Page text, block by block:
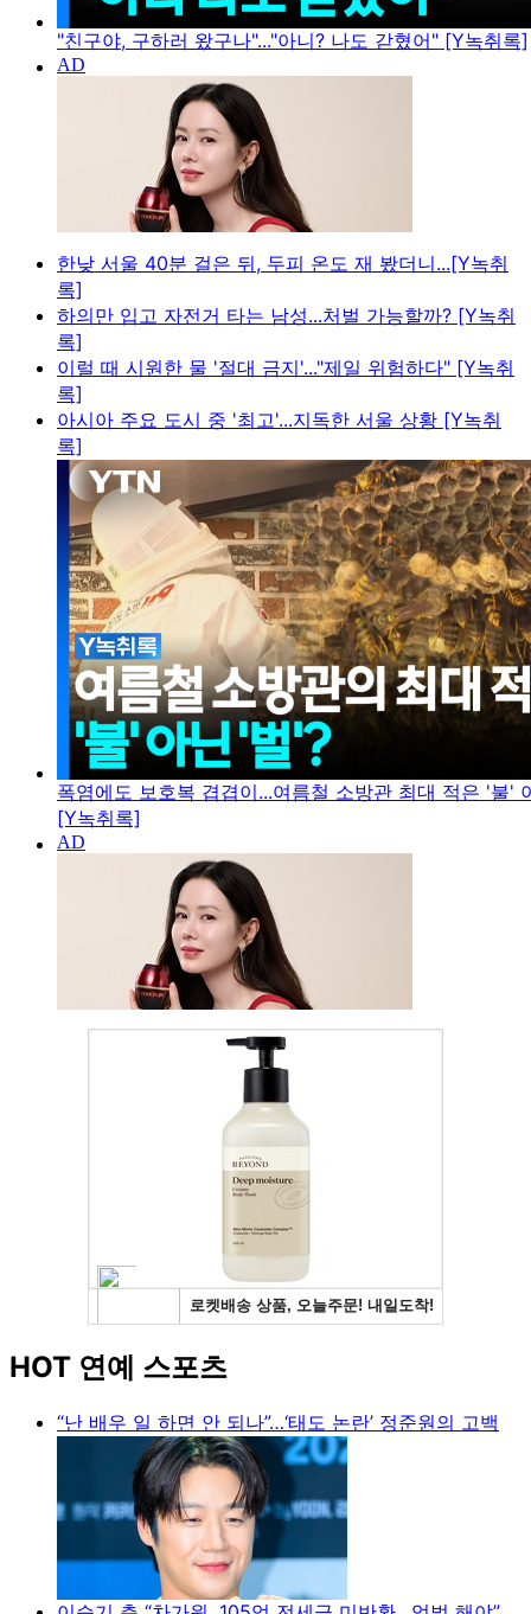
"친구야, 구하러 왔구나"..."아니? 나도 갇혔어" [Y녹취록]
한낮 서울 40분 걸은 뒤, 두피 온도 재 봤더니...[Y녹취
록]
하의만 입고 자전거 타는 남성...처벌 가능할까? [Y녹취
록]
이럴 때 시원한 물 '절대 금지'..."제일 위험하다" [Y녹취
록]
아시아 주요 도시 중 '최고'...지독한 서울 상황 [Y녹취
록]
폭염에도 보호복 겹겹이...여름철 소방관 최대 적은 '불'
[Y녹취록]
HOT 연예 스포츠
“난 배우 일 하면 안 되나”…‘태도 논란’ 정준원의 고백